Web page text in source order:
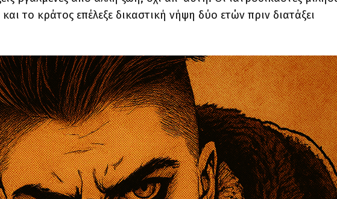
το κράτος επέλεξε δικαστική νήψη δύο ετών πριν διατάξει